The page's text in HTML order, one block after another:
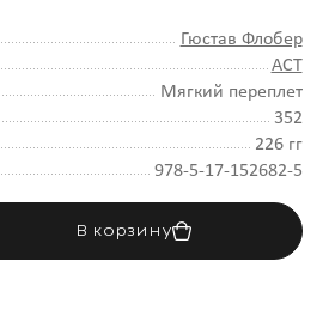
Гюстав Флобер
АСТ
Мягкий переплет
352
226 гг
978-5-17-152682-5
В корзину